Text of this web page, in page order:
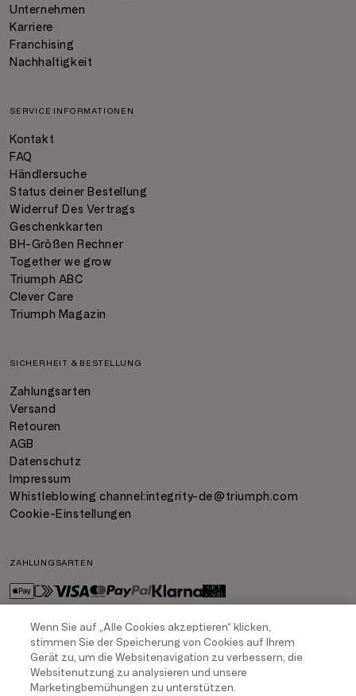
Unternehmen
Karriere
Franchising
Nachhaltigkeit
SERVICE INFORMATIONEN
Kontakt
FAQ
Händlersuche
Status deiner Bestellung
Widerruf Des Vertrags
Geschenkkarten
BH-Größen Rechner
Together we grow
Triumph ABC
Clever Care
Triumph Magazin
SICHERHEIT & BESTELLUNG
Zahlungsarten
Versand
Retouren
AGB
Datenschutz
Impressum
Whistleblowing channel:integrity-de@triumph.com
Cookie-Einstellungen
ZAHLUNGSARTEN
VERSAND
Wenn Sie auf „Alle Cookies akzeptieren“ klicken,
stimmen Sie der Speicherung von Cookies auf Ihrem
Gerät zu, um die Websitenavigation zu verbessern, die
Websitenutzung zu analysieren und unsere
Marketingbemühungen zu unterstützen.